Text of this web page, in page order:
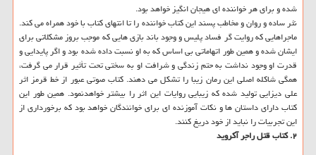
شده و برای هر خواننده ای هیجان انگیز خواهد بود.
نثر ساده و روان و مخاطب پسند این کتاب خواننده را تا انتهای کتاب با خود همراه می کند.
ماجراهایی که روایت گر فساد پلیس و وجود باند بازی هایی که موجب بروز مشکلاتی برای
ایشان شده و همین طور اتهاماتی بی اساس که به او نسبت داده شده بود و اگر پایدایی و
قدرت او وجود نداشت به حتم زندگی و شرافت او به سختی تحت تأثیر قرار می گرفت،
همگی شاکله اصلی این رمان زیبا را تشکل می دهند. کتاب صوتی عبور از خط قرمز اثر
علی دیزایی تولید شده که زیبایی روایات این اثر را بیشتر خواهدنمود. همین طور این
کتاب دارای داستان ها و نکات آموزنده ای برای خوانندگان خواهد بود که برخورداری از
این تجربیات را نباید از خود دریغ کنند.
۲. کتاب قتل راجر آکروید